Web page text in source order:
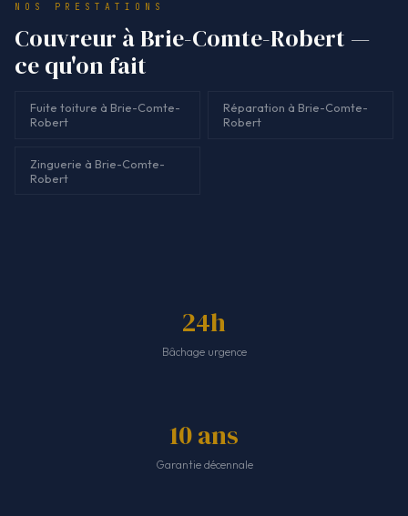
NOS PRESTATIONS
Couvreur à Brie-Comte-Robert —
ce qu'on fait
Fuite toiture à Brie-Comte-
Robert
Réparation à Brie-Comte-
Robert
Zinguerie à Brie-Comte-
Robert
24h
Bâchage urgence
10 ans
Garantie décennale